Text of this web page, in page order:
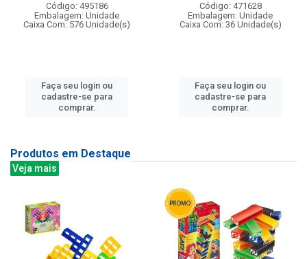
Código: 495186
Embalagem: Unidade
Caixa Com: 576 Unidade(s)
Faça seu login ou
cadastre-se para
comprar.
Código: 471628
Embalagem: Unidade
Caixa Com: 36 Unidade(s)
Faça seu login ou
cadastre-se para
comprar.
Produtos em Destaque
Veja mais